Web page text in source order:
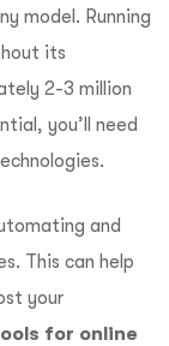
model. Running
its
2-3 million
you’ll need
and
This can help
your
for online